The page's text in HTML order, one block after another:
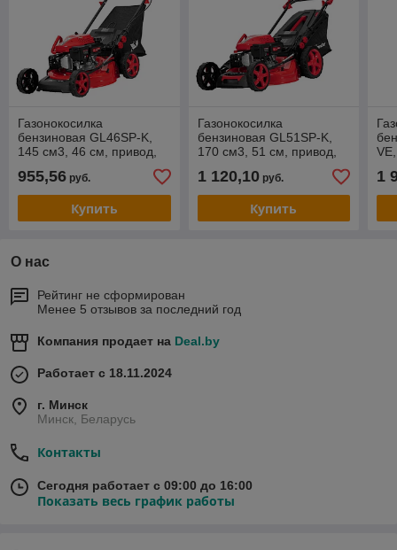
Газонокосилка
бензиновая GL46SP-K,
145 см3, 46 см, привод,
955,56 руб.
Купить
Газонокосилка
бензиновая GL51SP-K,
170 см3, 51 см, привод,
1 120,10руб.
Купить
1
О нас
Рейтинг не сформирован
Менее 5 отзывов за последний год
Компания продает на Deal.by
Работает с 18.11.2024
г. Минск
Минск, Беларусь
Контакты
Сегодня работает с 09:00 до 16:00
Показать весь график работы